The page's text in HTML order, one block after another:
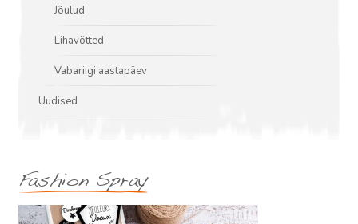
Jõulud
Lihavõtted
Vabariigi aastapäev
Uudised
Fashion Spray